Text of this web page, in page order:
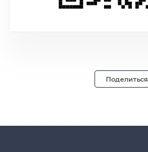
Поделиться